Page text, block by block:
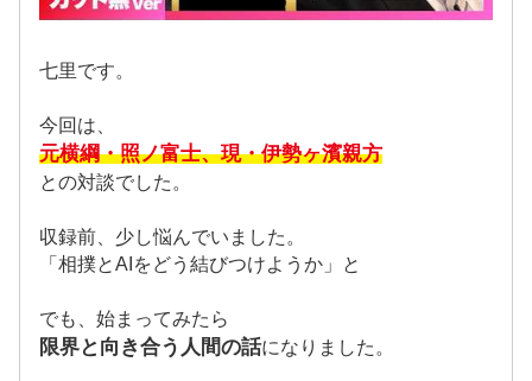
七里です。
今回は、
元横綱・照ノ富士、現・伊勢ヶ濱親方
との対談でした。
収録前、少し悩んでいました。
「相撲とAIをどう結びつけようか」と
でも、始まってみたら
限界と向き合う人間の話になりました。